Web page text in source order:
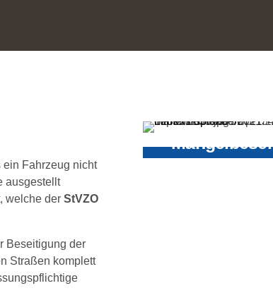
ein Fahrzeug nicht
ausgestellt
welche der StVZO
Beseitigung der
Straßen komplett
vorschriftsmäßig